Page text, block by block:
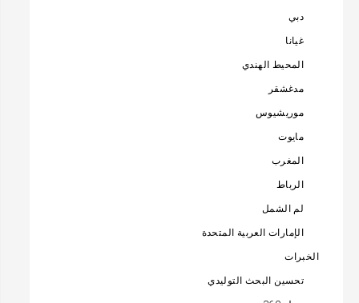
دبي
غيانا
المحيط الهندي
مدغشقر
موريشيوس
مايوت
المغرب
الرباط
لم الشمل
الإمارات العربية المتحدة
الخبرات
تحسين البحث التوليدي